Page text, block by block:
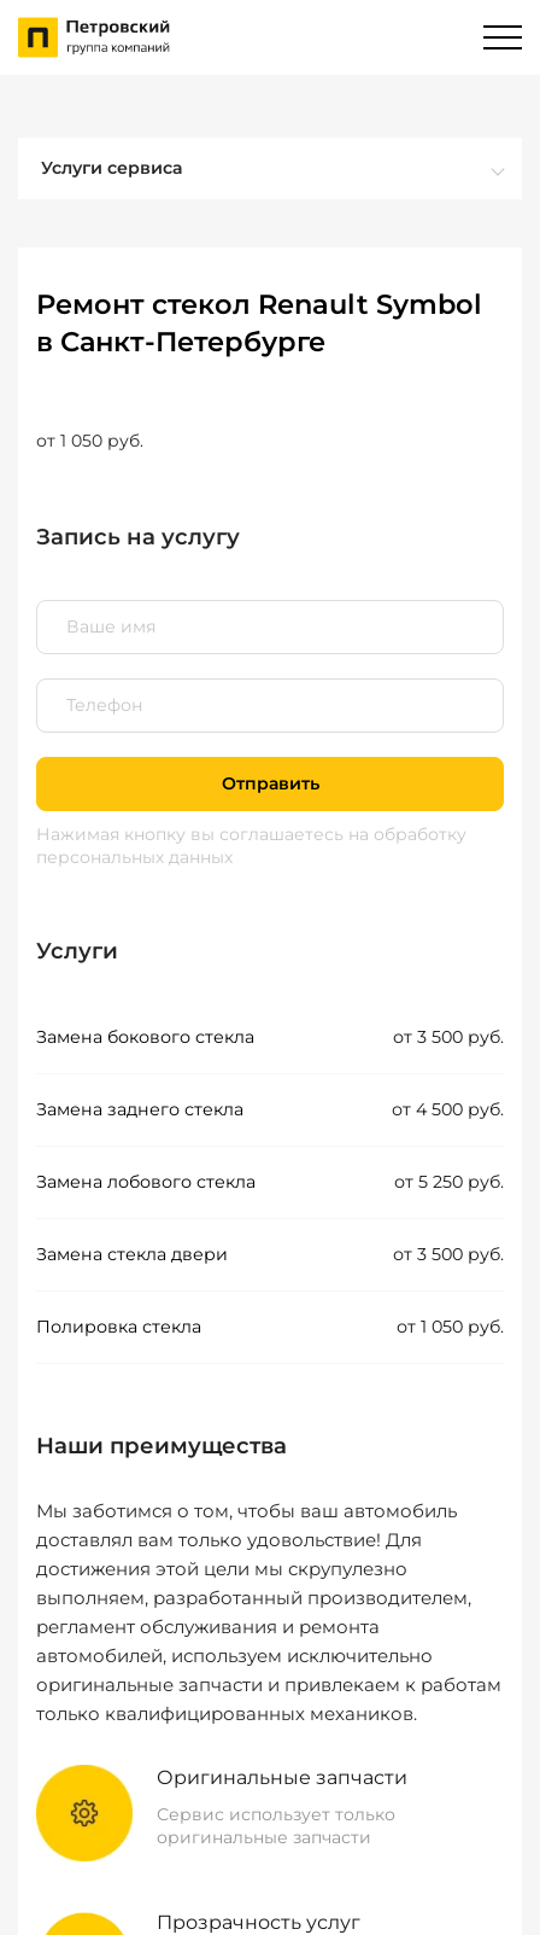
Услуги сервиса
Ремонт стекол Renault Symbol
в Санкт-Петербурге
от 1 050 руб.
Запись на услугу
Отправить
Нажимая кнопку вы соглашаетесь на обработку
персональных данных
Услуги
Замена бокового стекла от 3 500 руб.
Замена заднего стекла от 4 500 руб.
Замена лобового стекла от 5 250 руб.
Замена стекла двери от 3 500 руб.
Полировка стекла от 1 050 руб.
Наши преимущества
Мы заботимся о том, чтобы ваш автомобиль
доставлял вам только удовольствие! Для
достижения этой цели мы скрупулезно
выполняем, разработанный производителем,
регламент обслуживания и ремонта
автомобилей, используем исключительно
оригинальные запчасти и привлекаем к работам
только квалифицированных механиков.
Оригинальные запчасти
Сервис использует только
оригинальные запчасти
Прозрачность услуг